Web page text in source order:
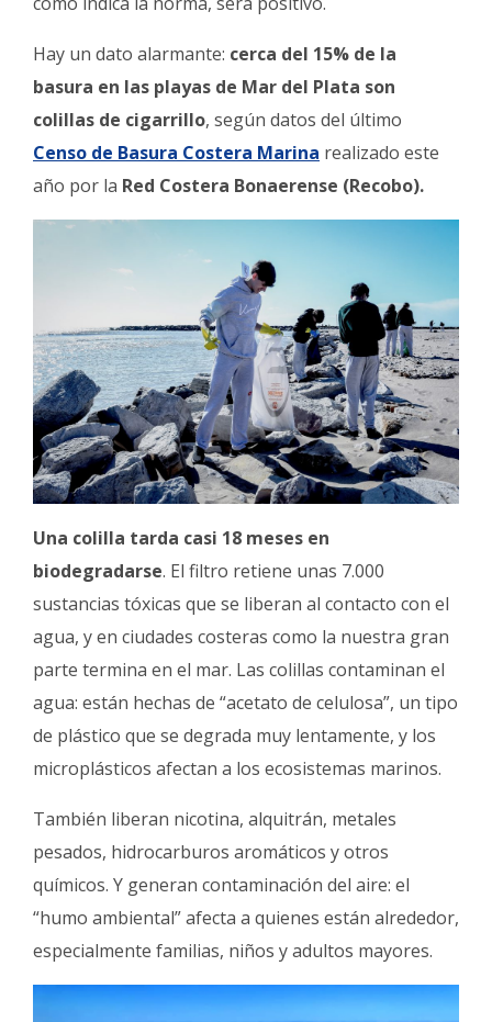
Hay un dato alarmante: cerca del 15% de la
basura en las playas de Mar del Plata son
colillas de cigarrillo, según datos del último
Censo de Basura Costera Marina realizado este
año por la Red Costera Bonaerense (Recobo).
Una colilla tarda casi 18 meses en
biodegradarse. El filtro retiene unas 7.000
sustancias tóxicas que se liberan al contacto con el
agua, y en ciudades costeras como la nuestra gran
parte termina en el mar. Las colillas contaminan el
agua: están hechas de “acetato de celulosa”, un tipo
de plástico que se degrada muy lentamente, y los
microplásticos afectan a los ecosistemas marinos.
También liberan nicotina, alquitrán, metales
pesados, hidrocarburos aromáticos y otros
químicos. Y generan contaminación del aire: el
“humo ambiental” afecta a quienes están alrededor,
especialmente familias, niños y adultos mayores.